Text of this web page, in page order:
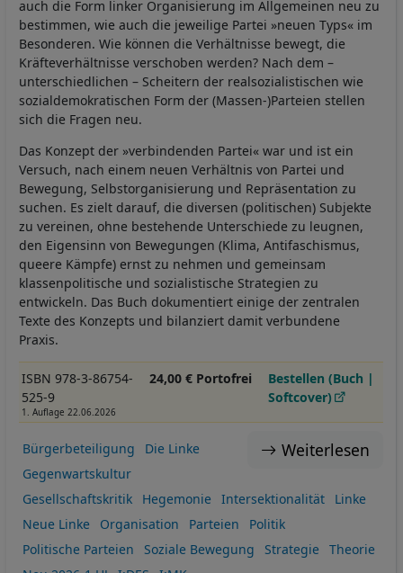
auch die Form linker Organisierung im Allgemeinen neu zu
bestimmen, wie auch die jeweilige Partei »neuen Typs« im
Besonderen. Wie können die Verhältnisse bewegt, die
Kräfteverhältnisse verschoben werden? Nach dem –
unterschiedlichen – Scheitern der realsozialistischen wie
sozialdemokratischen Form der (Massen-)Parteien stellen
sich die Fragen neu.
Das Konzept der »verbindenden Partei« war und ist ein
Versuch, nach einem neuen Verhältnis von Partei und
Bewegung, Selbstorganisierung und Repräsentation zu
suchen. Es zielt darauf, die diversen (politischen) Subjekte
zu vereinen, ohne bestehende Unterschiede zu leugnen,
den Eigensinn von Bewegungen (Klima, Antifaschismus,
queere Kämpfe) ernst zu nehmen und gemeinsam
klassenpolitische und sozialistische Strategien zu
entwickeln. Das Buch dokumentiert einige der zentralen
Texte des Konzepts und bilanziert damit verbundene
Praxis.
ISBN 978-3-86754-
525-9
1. Auflage 22.06.2026
24,00 € Portofrei
Bestellen (Buch |
Softcover)
Weiterlesen
Bürgerbeteiligung
Die Linke
Gegenwartskultur
Gesellschaftskritik
Hegemonie Intersektionalität
Linke
Neue Linke
Organisation Parteien
Politik
Politische Parteien
Soziale Bewegung Strategie
Theorie